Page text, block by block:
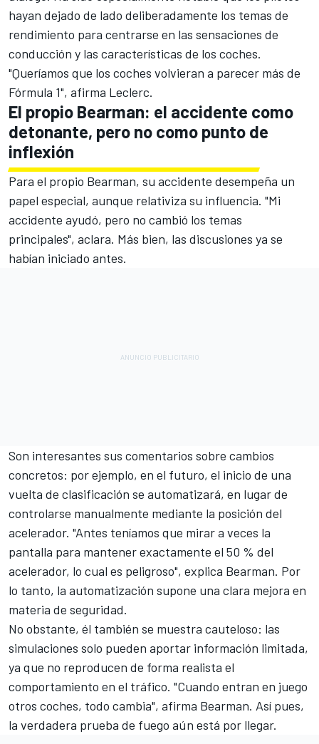
hayan dejado de lado deliberadamente los temas de
rendimiento para centrarse en las sensaciones de
conducción y las características de los coches.
"Queríamos que los coches volvieran a parecer más de
Fórmula 1", afirma Leclerc.
El propio Bearman: el accidente como
detonante, pero no como punto de
inflexión
Para el propio Bearman, su accidente desempeña un
papel especial, aunque relativiza su influencia. "Mi
accidente ayudó, pero no cambió los temas
principales", aclara. Más bien, las discusiones ya se
habían iniciado antes.
Son interesantes sus comentarios sobre cambios
concretos: por ejemplo, en el futuro, el inicio de una
vuelta de clasificación se automatizará, en lugar de
controlarse manualmente mediante la posición del
acelerador. "Antes teníamos que mirar a veces la
pantalla para mantener exactamente el 50 % del
acelerador, lo cual es peligroso", explica Bearman. Por
lo tanto, la automatización supone una clara mejora en
materia de seguridad.
No obstante, él también se muestra cauteloso: las
simulaciones solo pueden aportar información limitada,
ya que no reproducen de forma realista el
comportamiento en el tráfico. "Cuando entran en juego
otros coches, todo cambia", afirma Bearman. Así pues,
la verdadera prueba de fuego aún está por llegar.